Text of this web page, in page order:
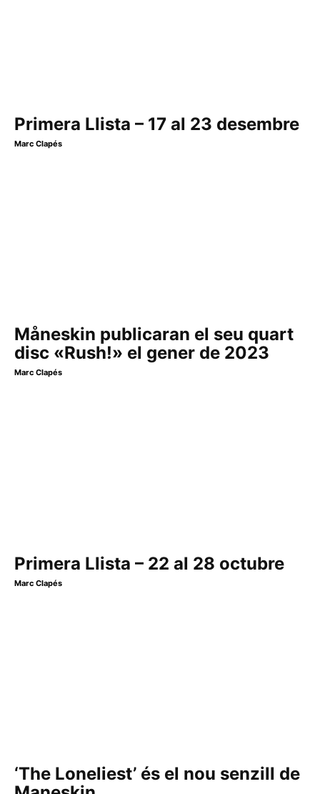
Primera Llista – 17 al 23 desembre
Marc Clapés
Måneskin publicaran el seu quart
disc «Rush!» el gener de 2023
Marc Clapés
Primera Llista – 22 al 28 octubre
Marc Clapés
‘The Loneliest’ és el nou senzill de